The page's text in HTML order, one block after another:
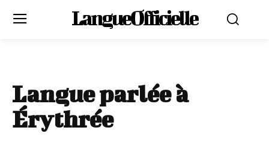
LangueOfficielle
Langue parlée à
Érythrée